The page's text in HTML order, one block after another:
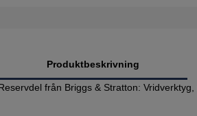
Produktbeskrivning
från Briggs & Stratton: